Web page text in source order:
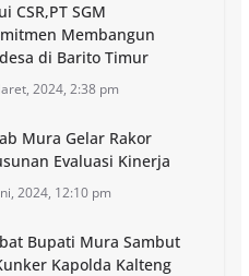
CSR,PT SGM
Membangun
di Barito Timur
2024, 2:38 pm
Mura Gelar Rakor
Evaluasi Kinerja
2024, 12:10 pm
Bupati Mura Sambut
Kapolda Kalteng